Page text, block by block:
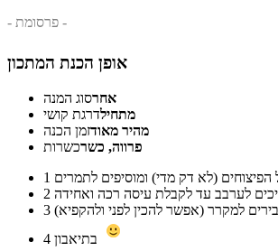
- פרסומת -
אופן הכנת המתכון
אחרסוג המנה
מתחילדרגת קושי
מהיר מאודזמן הכנה
פרווה, כשרכשרות
1
2
3
4